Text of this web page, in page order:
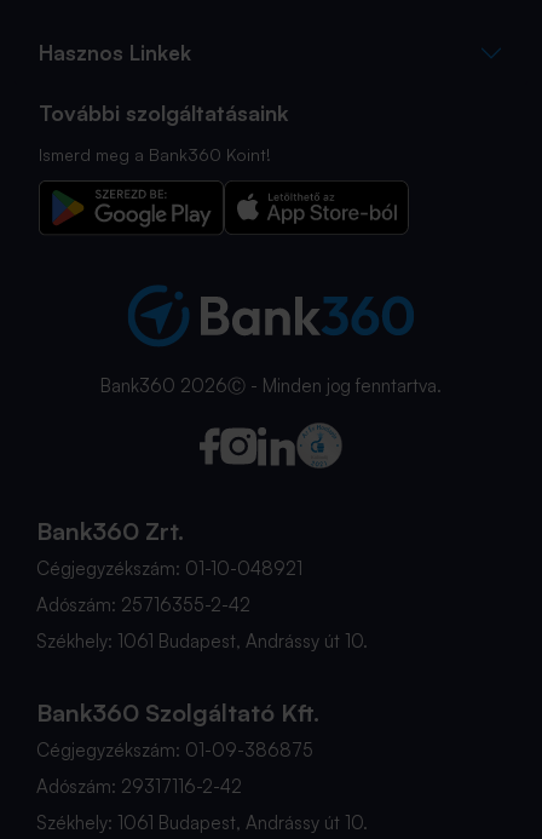
Hasznos Linkek
További szolgáltatásaink
Ismerd meg a Bank360 Koint!
Bank360 2026Ⓒ - Minden jog fenntartva.
Bank360 Zrt.
Cégjegyzékszám: 01-10-048921
Adószám: 25716355-2-42
Székhely: 1061 Budapest, Andrássy út 10.
Bank360 Szolgáltató Kft.
Cégjegyzékszám: 01-09-386875
Adószám: 29317116-2-42
Székhely: 1061 Budapest, Andrássy út 10.